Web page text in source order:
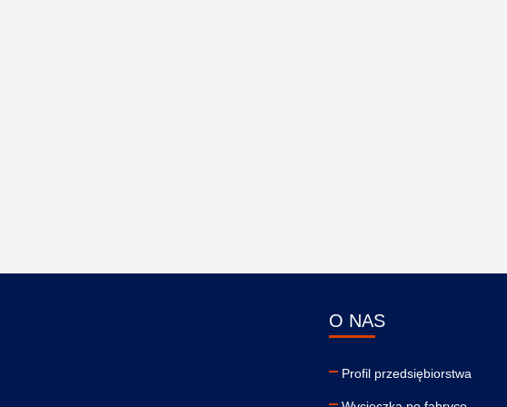
O NAS
Profil przedsiębiorstwa